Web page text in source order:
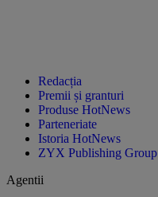
Redacția
Premii și granturi
Produse HotNews
Parteneriate
Istoria HotNews
ZYX Publishing Group
Agentii